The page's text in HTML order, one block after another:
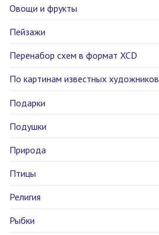
Овощи и фрукты
Пейзажи
Перенабор схем в формат XCD
По картинам известных художников
Подарки
Подушки
Природа
Птицы
Религия
Рыбки